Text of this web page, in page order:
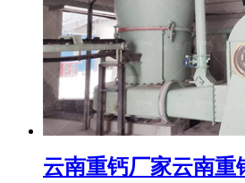
云南重钙厂家云南重